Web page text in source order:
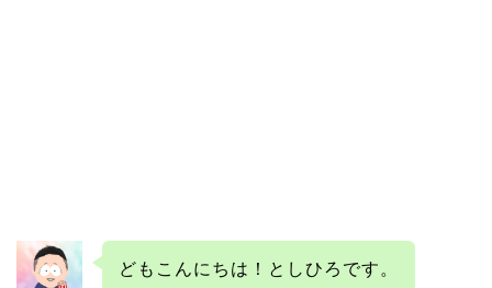
どもこんにちは！としひろです。